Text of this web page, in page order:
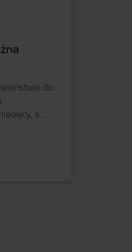
do
a
trwania